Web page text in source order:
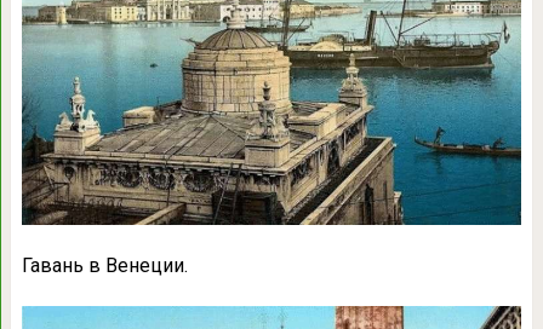
Гавань в Венеции.